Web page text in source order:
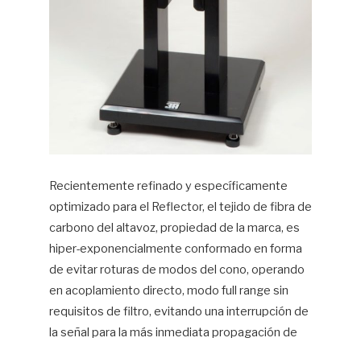
Recientemente refinado y específicamente
optimizado para el Reflector, el tejido de fibra de
carbono del altavoz, propiedad de la marca, es
hiper-exponencialmente conformado en forma
de evitar roturas de modos del cono, operando
en acoplamiento directo, modo full range sin
requisitos de filtro, evitando una interrupción de
la señal para la más inmediata propagación de